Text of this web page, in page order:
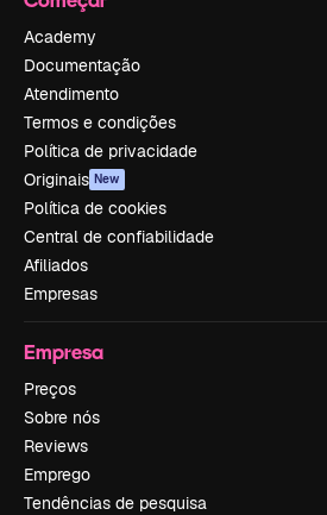
Academy
Documentação
Atendimento
Termos e condições
Política de privacidade
Originais New
Política de cookies
Central de confiabilidade
Afiliados
Empresas
Empresa
Preços
Sobre nós
Reviews
Emprego
Tendências de pesquisa